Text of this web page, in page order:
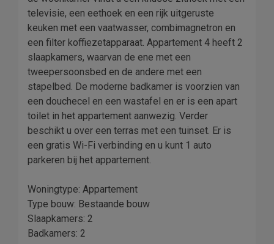
televisie, een eethoek en een rijk uitgeruste
keuken met een vaatwasser, combimagnetron en
een filter koffiezetapparaat. Appartement 4 heeft 2
slaapkamers, waarvan de ene met een
tweepersoonsbed en de andere met een
stapelbed. De moderne badkamer is voorzien van
een douchecel en een wastafel en er is een apart
toilet in het appartement aanwezig. Verder
beschikt u over een terras met een tuinset. Er is
een gratis Wi-Fi verbinding en u kunt 1 auto
parkeren bij het appartement.
Woningtype: Appartement
Type bouw: Bestaande bouw
Slaapkamers: 2
Badkamers: 2